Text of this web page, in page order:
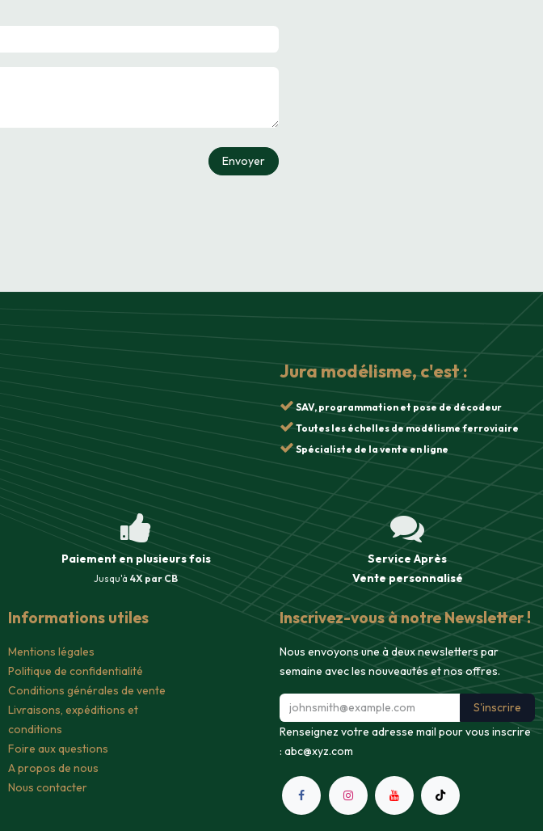
Envoyer
Paiement en plusieurs fois
Jusqu'à 4X par CB
Service Après
Ventepersonnalisé
Informations utiles
Mentions légales
Politique de confidentialité
Conditions générales de vente
Livraisons, expéditions et
conditions
Foire aux questions
A propos de nous
Nous contacter
Inscrivez-vous à notre Newsletter !
Nous envoyons une à deux newsletters par
semaine avec les nouveautés et nos offres.
S'inscrire
Renseignez votre adresse mail pour vous inscrire
: abc@xyz.com
Jura modélisme, c'est :
SAV, programmation et pose de décodeur
Toutes les échelles de modélisme ferroviaire
Spécialiste de la vente en ligne